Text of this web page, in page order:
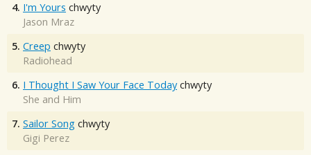
4. I'm Yours chwyty
Jason Mraz
5. Creep chwyty
Radiohead
6. I Thought I Saw Your Face Today chwyty
She and Him
7. Sailor Song chwyty
Gigi Perez